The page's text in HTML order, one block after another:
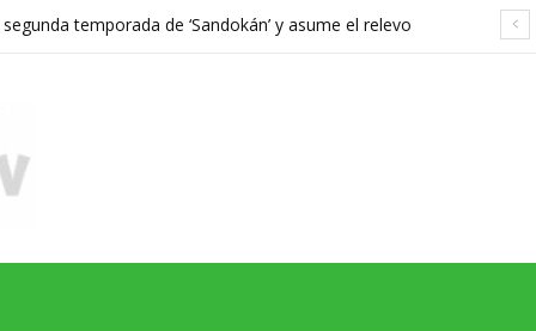
temporada de ‘Sandokán’ y asume el relevo